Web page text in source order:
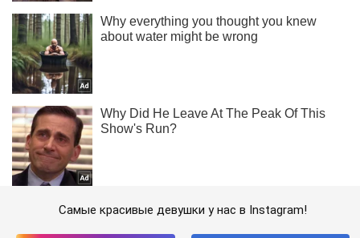
Самые красивые девушки у нас в Instagram!